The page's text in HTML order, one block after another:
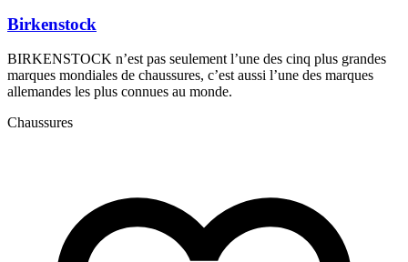
Birkenstock
BIRKENSTOCK n’est pas seulement l’une des cinq plus grandes
marques mondiales de chaussures, c’est aussi l’une des marques
allemandes les plus connues au monde.
Chaussures